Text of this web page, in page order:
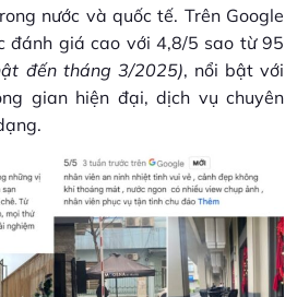
nước và quốc tế. Trên Google
đánh giá cao với 4,8/5 sao từ 95
đến tháng 3/2025), nổi bật với
gian hiện đại, dịch vụ chuyên